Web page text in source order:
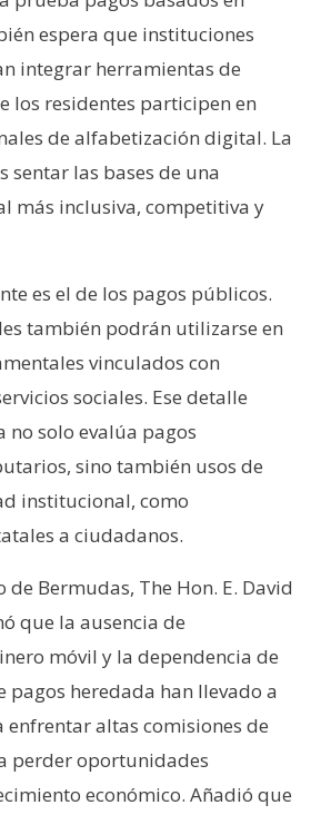
espera que instituciones
integrar herramientas de
los residentes participen en
de alfabetización digital. La
sentar las bases de una
más inclusiva, competitiva y
es el de los pagos públicos.
también podrán utilizarse en
vinculados con
sociales. Ese detalle
no solo evalúa pagos
sino también usos de
institucional, como
a ciudadanos.
Bermudas, The Hon. E. David
que la ausencia de
móvil y la dependencia de
heredada han llevado a
enfrentar altas comisiones de
perder oportunidades
económico. Añadió que